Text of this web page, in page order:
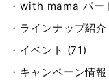
・with mama パー
・ラインナップ紹
・イベント (71)
・キャンペーン情